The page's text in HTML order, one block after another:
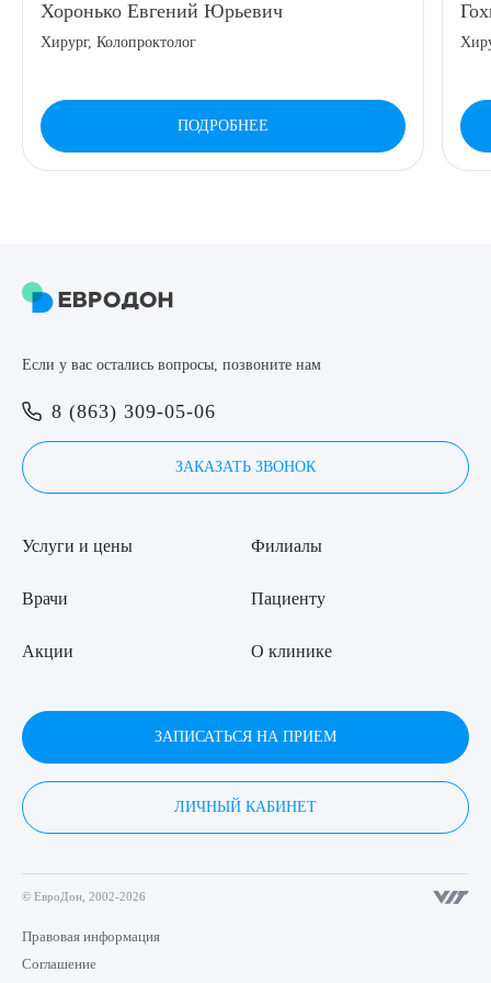
8 (863) 309-05-06
ЗАКАЗАТЬ ЗВОНОК
ЗАПИСЬ ОНЛАЙН
Хоронько Евгений Юрьевич
Хирург, Колопроктолог
ПОДРОБНЕЕ
Если у вас остались вопросы, позвоните нам
8 (863) 309-05-06
ЗАКАЗАТЬ ЗВОНОК
Услуги и цены
Врачи
Акции
Филиалы
Пациенту
О клинике
ЗАПИСАТЬСЯ НА ПРИЕМ
ЛИЧНЫЙ КАБИНЕТ
© ЕвроДон, 2002-2026
Правовая информация
Соглашение
ОТПРАВИТЬ
Я даю согласие наобработку персональных данных